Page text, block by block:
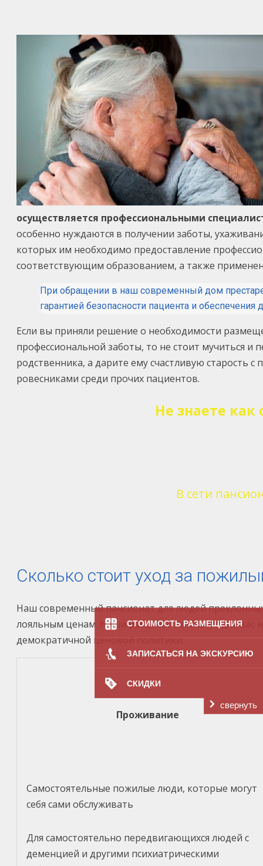
СТОИМОСТЬ РАЗМЕЩЕНИЯ
ЗАПИСАТЬСЯ НА ЭКСКУРСИЮ
СКИДКИ
свернуть
осуществляется профессиональными
особенно нуждаются в получении заботы,
которых им необходимо предоставление
соответствующим образованием, а также
При обращении в наш современный дом
гарантией безопасности пациента и обеспечения
Если вы приняли решение о необходимости
профессиональной заботы, то не стоит мучиться и
родственника, а дарите ему счастливую старость
ровесниками среди прочих пациентов.
Не знаете
В сети
Сколько стоит уход за
Наш современный пансионат для людей
лояльным ценам. Наши расценки не станут для
демократичной ценовой политики.
Проживание
Самостоятельные пожилые люди, которые могут
себя сами обслуживать
Для самостоятельно передвигающихся людей с
деменцией и другими психиатрическими